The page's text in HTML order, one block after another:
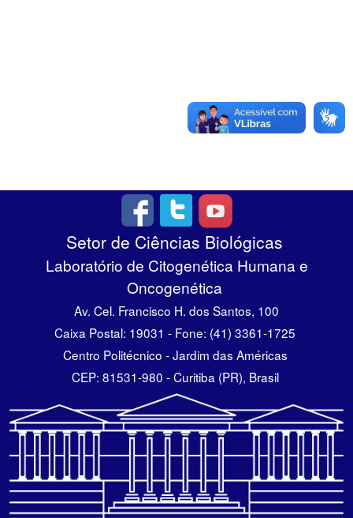
Setor de Ciências Biológicas
Laboratório de Citogenética Humana e
Oncogenética
Av. Cel. Francisco H. dos Santos, 100
Caixa Postal: 19031 - Fone: (41) 3361-1725
Centro Politécnico - Jardim das Américas
CEP: 81531-980 - Curitiba (PR), Brasil